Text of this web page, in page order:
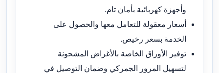
وأجهزة كهربائية بأمان تام.
أسعار معقولة للتعامل معها والحصول على
الخدمة بسعر رخيص.
توفير الأوراق الخاصة بالأغراض المشحونة
لتسهيل المرور الجمركي وضمان التوصيل في